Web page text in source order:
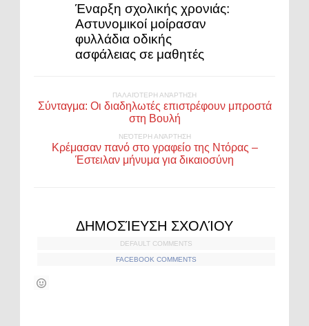
Έναρξη σχολικής χρονιάς:
Αστυνομικοί μοίρασαν
φυλλάδια οδικής
ασφάλειας σε μαθητές
ΠΑΛΑΙΌΤΕΡΗ ΑΝΆΡΤΗΣΗ
Σύνταγμα: Οι διαδηλωτές επιστρέφουν μπροστά
στη Βουλή
ΝΕΌΤΕΡΗ ΑΝΆΡΤΗΣΗ
Κρέμασαν πανό στο γραφείο της Ντόρας –
Έστειλαν μήνυμα για δικαιοσύνη
ΔΗΜΟΣΊΕΥΣΗ ΣΧΟΛΊΟΥ
DEFAULT COMMENTS
FACEBOOK COMMENTS